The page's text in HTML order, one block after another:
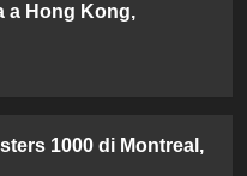
a Hong Kong,
1000 di Montreal,